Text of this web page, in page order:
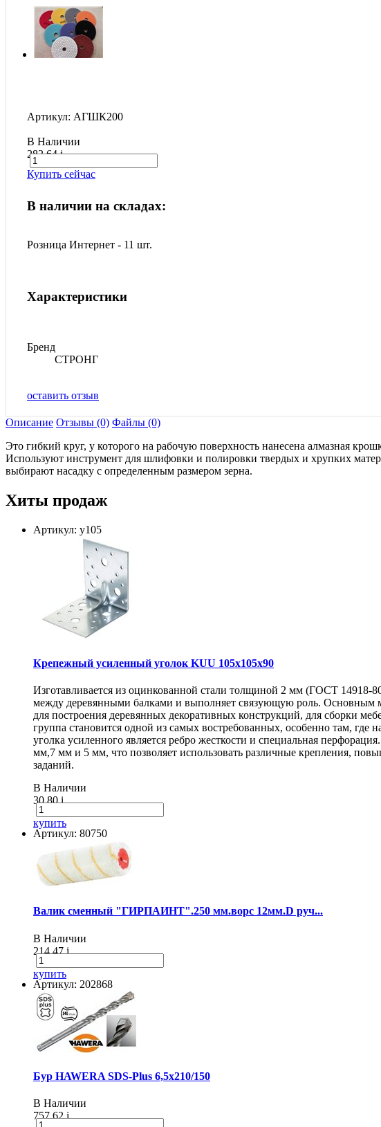
Артикул: АГШК200
В Наличии
282.64i
Купить сейчас
В наличии на складах:
Розница Интернет - 11 шт.
Характеристики
Бренд
СТРОНГ
оставить отзыв
Описание Отзывы (0) Файлы (0)
Это гибкий круг, у которого на рабочую поверхность нанесена алмазная
Используют инструмент для шлифовки и полировки твердых и хрупких
выбирают насадку с определенным размером зерна.
Хиты продаж
Артикул: у105
Крепежный усиленный уголок KUU 105х105х90
Изготавливается из оцинкованной стали толщиной 2 мм (ГОСТ 14918-
между деревянными балками и выполняет связующую роль. Основным
для построения деревянных декоративных конструкций, для сборки
группа становится одной из самых востребованных, особенно там, где
уголка усиленного является ребро жесткости и специальная
мм,7 мм и 5 мм, что позволяет использовать различные крепления,
заданий.
В Наличии
30.80i
купить
Артикул: 80750
Валик сменный "ГИРПАИНТ".250 мм.ворс 12мм.D руч...
В Наличии
214.47i
купить
Артикул: 202868
Бур HAWERA SDS-Plus 6,5х210/150
В Наличии
757.62i